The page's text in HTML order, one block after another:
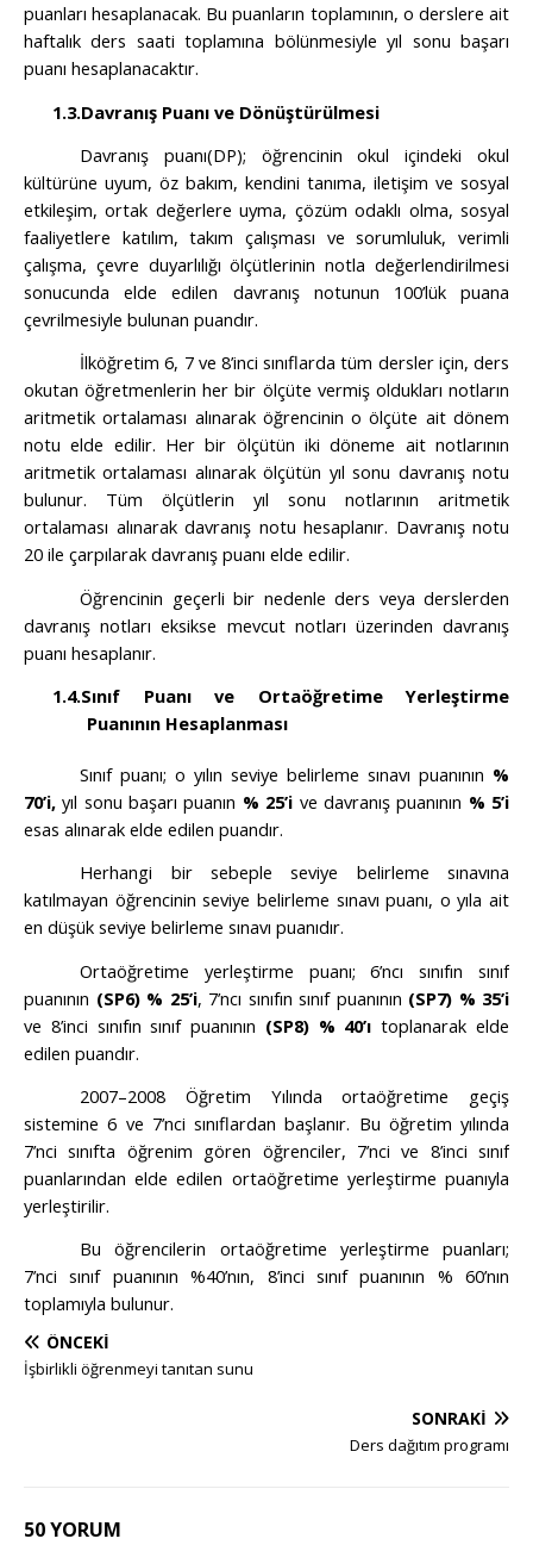
puanları hesaplanacak. Bu puanların toplamının, o derslere ait
haftalık ders saati toplamına bölünmesiyle yıl sonu başarı
puanı hesaplanacaktır.
1.3.Davranış Puanı ve Dönüştürülmesi
Davranış puanı(DP); öğrencinin okul içindeki okul
kültürüne uyum, öz bakım, kendini tanıma, iletişim ve sosyal
etkileşim, ortak değerlere uyma, çözüm odaklı olma, sosyal
faaliyetlere katılım, takım çalışması ve sorumluluk, verimli
çalışma, çevre duyarlılığı ölçütlerinin notla değerlendirilmesi
sonucunda elde edilen davranış notunun 100’lük puana
çevrilmesiyle bulunan puandır.
İlköğretim 6, 7 ve 8’inci sınıflarda tüm dersler için, ders
okutan öğretmenlerin her bir ölçüte vermiş oldukları notların
aritmetik ortalaması alınarak öğrencinin o ölçüte ait dönem
notu elde edilir. Her bir ölçütün iki döneme ait notlarının
aritmetik ortalaması alınarak ölçütün yıl sonu davranış notu
bulunur. Tüm ölçütlerin yıl sonu notlarının aritmetik
ortalaması alınarak davranış notu hesaplanır. Davranış notu
20 ile çarpılarak davranış puanı elde edilir.
Öğrencinin geçerli bir nedenle ders veya derslerden
davranış notları eksikse mevcut notları üzerinden davranış
puanı hesaplanır.
1.4.Sınıf Puanı ve Ortaöğretime Yerleştirme
Puanının Hesaplanması
Sınıf puanı; o yılın seviye belirleme sınavı puanının %
70’i,yıl sonu başarı puanın % 25’i ve davranış puanının % 5’i
esas alınarak elde edilen puandır.
Herhangi bir sebeple seviye belirleme sınavına
katılmayan öğrencinin seviye belirleme sınavı puanı, o yıla ait
en düşük seviye belirleme sınavı puanıdır.
Ortaöğretime yerleştirme puanı; 6’ncı sınıfın sınıf
puanının (SP6) % 25’i, 7’ncı sınıfın sınıf puanının (SP7) % 35’i
ve 8’inci sınıfın sınıf puanının (SP8) % 40’ıtoplanarak elde
edilen puandır.
2007–2008 Öğretim Yılında ortaöğretime geçiş
sistemine 6 ve 7’nci sınıflardan başlanır. Bu öğretim yılında
7’nci sınıfta öğrenim gören öğrenciler, 7’nci ve 8’inci sınıf
puanlarından elde edilen ortaöğretime yerleştirme puanıyla
yerleştirilir.
Bu öğrencilerin ortaöğretime yerleştirme puanları;
7’nci sınıf puanının %40’nın, 8’inci sınıf puanının % 60’nın
toplamıyla bulunur.
ÖNCEKI
İşbirlikli öğrenmeyi tanıtan sunu
SONRAKI
Ders dağıtım programı
50 YORUM